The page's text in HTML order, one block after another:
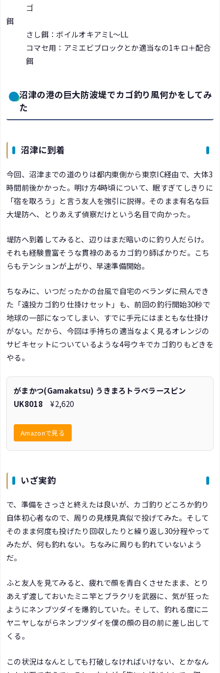
ゴ
餌
さし餌：ボイルオキアミL～LL
コマセ用：アミエビブロックとか適当なの1キロ＋配合
餌
沼津の港の巨大防波堤でカゴ釣り風何かをしてみ
た
沼津に到着
今回、沼津までの道のりは都内東側から東京IC経由で、大体3
時間前後かかった。明け方4時頃について、眠すぎてしきりに
「宿を取ろう」と言う友人を強引に説得。そのまま有名な巨
大堤防へ、とりあえず偵察だけという名目で向かった。
堤防へ到着してみると、辺りはまだ暗いのに釣り人だらけ。
それも経験豊富そうな貫禄のあるカゴ釣り師ばかりだ。こち
らもテンションが上がり、早速準備開始。
ちなみに、いつだったかの台風で自宅のベランダに飛んでき
た「遠投カゴ釣り仕掛けセット」も、前回の釣行開始30秒で
地球の一部になってしまい、すでに手元にはまともな仕掛け
がない。だから、今回は手持ちの適当なよく見るオレンジの
サビキセットについているような4号ウキでカゴ釣りもどきを
やる。
がまかつ(Gamakatsu) うきまろトラベラースピン
UK8018¥2,620
Amazonで見る
いざ実釣
で、準備をさっさと終えたは良いが、カゴ釣りどころか釣り
自体初心者なので、周りの見様見真似で投げてみた。そして
そのまま何度も投げたり回収したりと繰り返し30分程やって
みたが、何も釣れない。ちなみに周りも釣れていないよう
だ。
ふと友人を見てみると、疲れで顔を青白くさせたまま、とり
あえず渡しておいたミニ竿とブラクリを武器に、気が狂った
ようにネンブツダイを爆釣していた。そして、釣れる度にニ
ヤニヤしながらネンブツダイを僕の顔の目の前に差し出して
くる。
この状況はなんとしても打破しなければいけない、とかなん